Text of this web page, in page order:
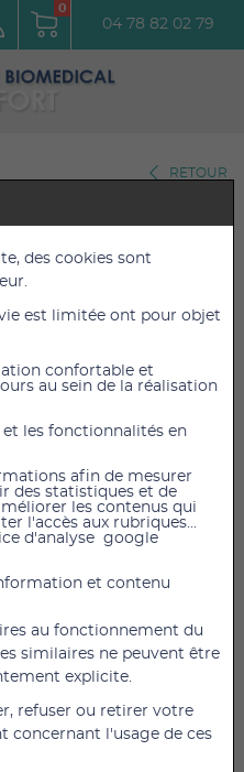
0
04 78 82 02 79
RETOUR
5,25 €
vous aider à soulager
et à améliorer les
l’excès de
de fenouil et de levure
des cookies sont
est limitée ont pour objet
confortable et
au sein de la réalisation
les fonctionnalités en
afin de mesurer
des statistiques et de
les contenus qui
l'accès aux rubriques...
d'analyse google
et contenu
au fonctionnement du
similaires ne peuvent être
explicite.
refuser ou retirer votre
concernant l'usage de ces